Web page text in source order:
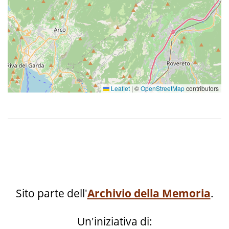
Leaflet | ©OpenStreetMapcontributors
Sito parte dell'Archivio della Memoria.
Un'iniziativa di: